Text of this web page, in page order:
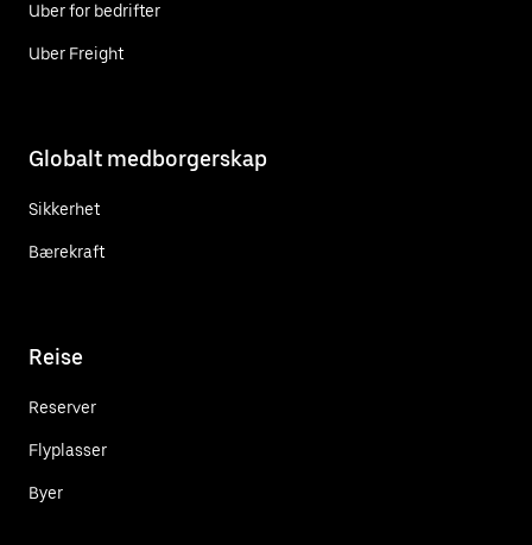
Uber for bedrifter
Uber Freight
Globalt medborgerskap
Sikkerhet
Bærekraft
Reise
Reserver
Flyplasser
Byer